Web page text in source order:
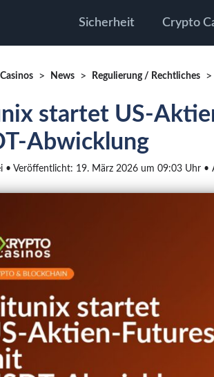
Sicherheit Crypto
News Regulierung / Rechtliches
startet US-
Abwicklung
• Veröffentlicht: 19. März 2026 um 09:03 Uhr